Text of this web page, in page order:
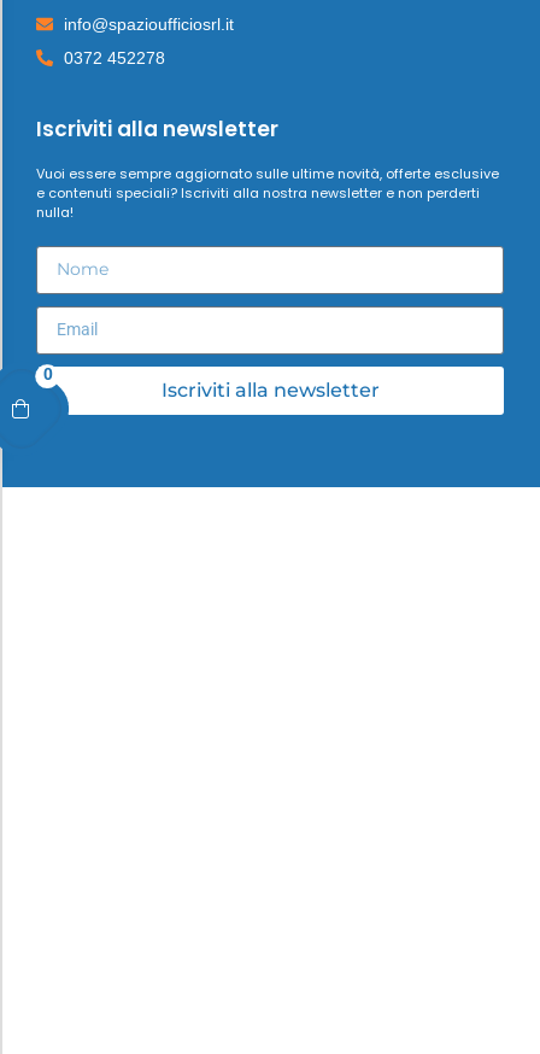
0
info@spazioufficiosrl.it
0372 452278
Iscriviti alla newsletter
Vuoi essere sempre aggiornato sulle ultime novità, offerte esclusive
e contenuti speciali? Iscriviti alla nostra newsletter e non perderti
nulla!
Iscriviti alla newsletter